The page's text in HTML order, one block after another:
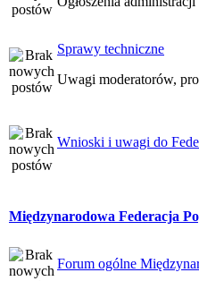
Sprawy techniczne
Uwagi moderatorów,
Wnioski i uwagi do
Międzynarodowa Federacja
Forum ogólne